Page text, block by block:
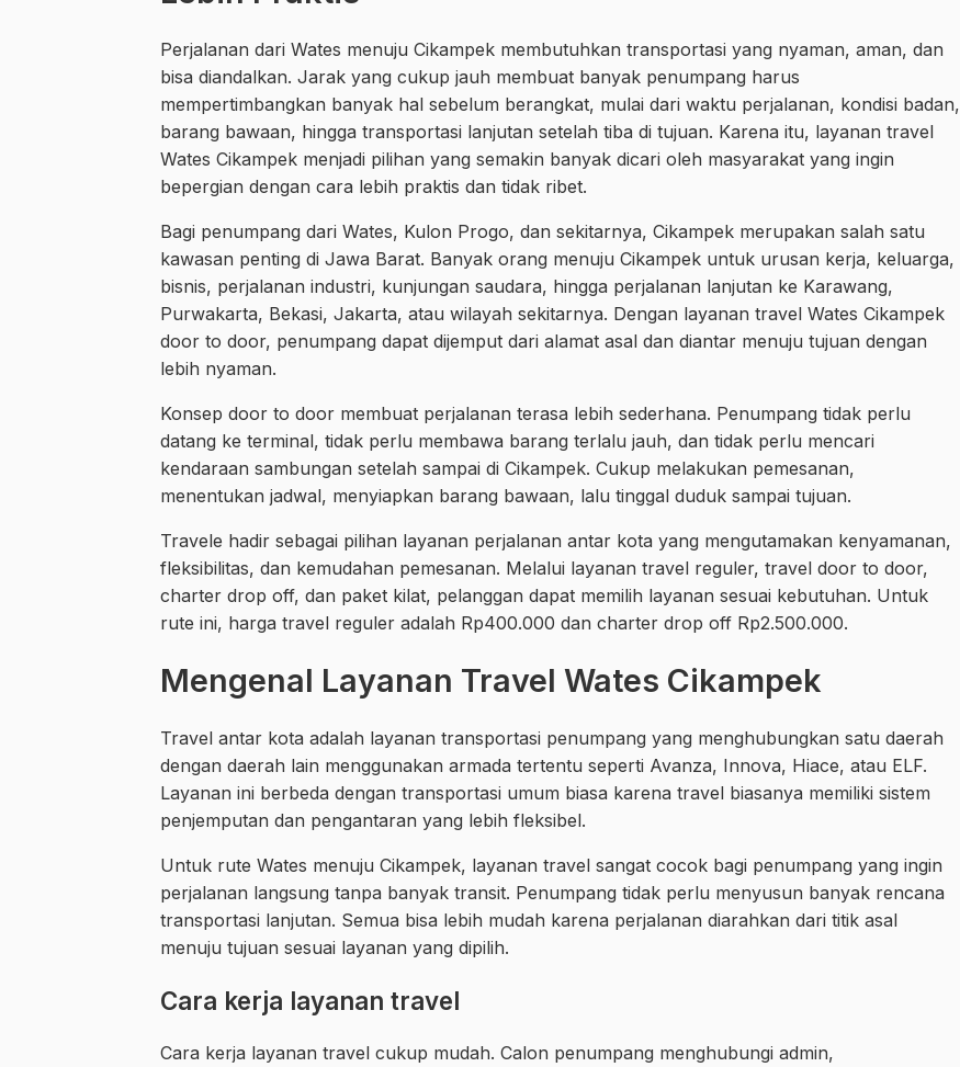
Perjalanan dari Wates menuju Cikampek membutuhkan transportasi yang nyaman, aman, dan
bisa diandalkan. Jarak yang cukup jauh membuat banyak penumpang harus
mempertimbangkan banyak hal sebelum berangkat, mulai dari waktu perjalanan, kondisi badan,
barang bawaan, hingga transportasi lanjutan setelah tiba di tujuan. Karena itu, layanan travel
Wates Cikampek menjadi pilihan yang semakin banyak dicari oleh masyarakat yang ingin
bepergian dengan cara lebih praktis dan tidak ribet.
Bagi penumpang dari Wates, Kulon Progo, dan sekitarnya, Cikampek merupakan salah satu
kawasan penting di Jawa Barat. Banyak orang menuju Cikampek untuk urusan kerja, keluarga,
bisnis, perjalanan industri, kunjungan saudara, hingga perjalanan lanjutan ke Karawang,
Purwakarta, Bekasi, Jakarta, atau wilayah sekitarnya. Dengan layanan travel Wates Cikampek
door to door, penumpang dapat dijemput dari alamat asal dan diantar menuju tujuan dengan
lebih nyaman.
Konsep door to door membuat perjalanan terasa lebih sederhana. Penumpang tidak perlu
datang ke terminal, tidak perlu membawa barang terlalu jauh, dan tidak perlu mencari
kendaraan sambungan setelah sampai di Cikampek. Cukup melakukan pemesanan,
menentukan jadwal, menyiapkan barang bawaan, lalu tinggal duduk sampai tujuan.
Travele hadir sebagai pilihan layanan perjalanan antar kota yang mengutamakan kenyamanan,
fleksibilitas, dan kemudahan pemesanan. Melalui layanan travel reguler, travel door to door,
charter drop off, dan paket kilat, pelanggan dapat memilih layanan sesuai kebutuhan. Untuk
rute ini, harga travel reguler adalah Rp400.000 dan charter drop off Rp2.500.000.
Mengenal Layanan Travel Wates Cikampek
Travel antar kota adalah layanan transportasi penumpang yang menghubungkan satu daerah
dengan daerah lain menggunakan armada tertentu seperti Avanza, Innova, Hiace, atau ELF.
Layanan ini berbeda dengan transportasi umum biasa karena travel biasanya memiliki sistem
penjemputan dan pengantaran yang lebih fleksibel.
Untuk rute Wates menuju Cikampek, layanan travel sangat cocok bagi penumpang yang ingin
perjalanan langsung tanpa banyak transit. Penumpang tidak perlu menyusun banyak rencana
transportasi lanjutan. Semua bisa lebih mudah karena perjalanan diarahkan dari titik asal
menuju tujuan sesuai layanan yang dipilih.
Cara kerja layanan travel
Cara kerja layanan travel cukup mudah. Calon penumpang menghubungi admin,